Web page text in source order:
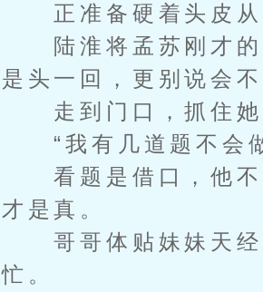
正准备硬着头皮从
陆淮将孟苏刚才的
是头一回，更别说会不
走到门口，抓住她
“我有几道题不会做
看题是借口，他不
才是真。
哥哥体贴妹妹天经
忙。